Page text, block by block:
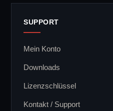
SUPPORT
Mein Konto
Downloads
Lizenzschlüssel
Kontakt / Support